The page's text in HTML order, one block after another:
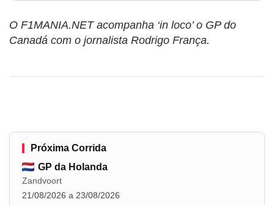
O F1MANIA.NET acompanha ‘in loco’ o GP do
Canadá com o jornalista Rodrigo França.
Próxima Corrida
GP da Holanda
Zandvoort
21/08/2026 a 23/08/2026